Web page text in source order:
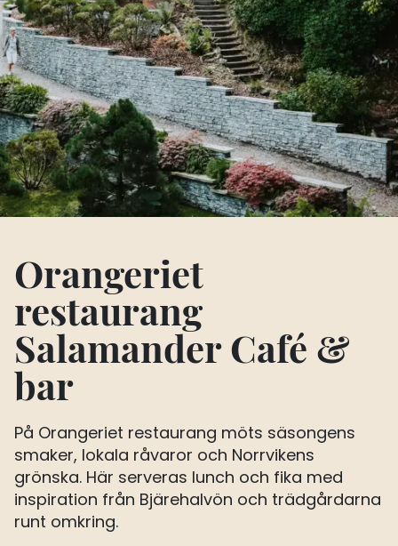
Orangeriet
restaurang
Salamander Café &
bar
På Orangeriet restaurang möts säsongens
smaker, lokala råvaror och Norrvikens
grönska. Här serveras lunch och fika med
inspiration från Bjärehalvön och trädgårdarna
runt omkring.